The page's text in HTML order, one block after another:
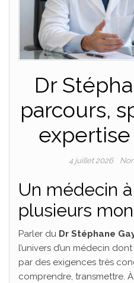
Dr
parcours,
4 juillet 2026
Un médecin
plusieurs
Parler du Dr Stéphane
l’univers d’un médecin
par des exigences très
comprendre, transmettre.